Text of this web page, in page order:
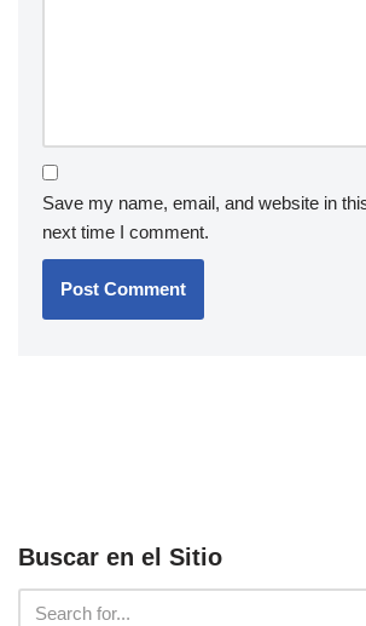
Save my name, email, and website in
next time I comment.
Buscar en el Sitio